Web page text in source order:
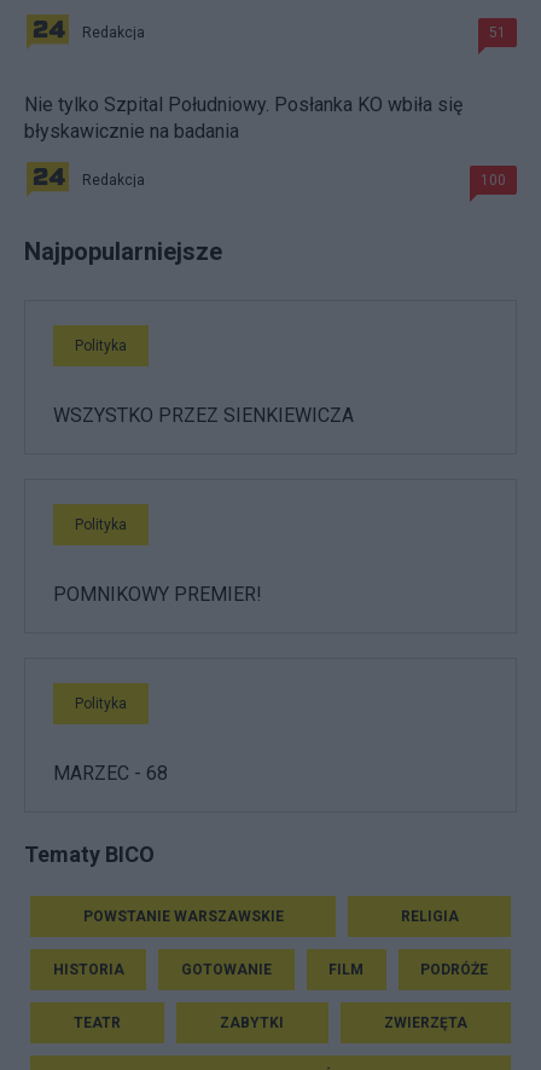
Redakcja 51
Nie tylko Szpital Południowy. Posłanka KO wbiła się
błyskawicznie na badania
Redakcja 100
Najpopularniejsze
Polityka
WSZYSTKO PRZEZ SIENKIEWICZA
Polityka
POMNIKOWY PREMIER!
Polityka
MARZEC - 68
Tematy BICO
POWSTANIE WARSZAWSKIE RELIGIA
HISTORIA GOTOWANIE FILM PODRÓŻE
TEATR ZABYTKI ZWIERZĘTA